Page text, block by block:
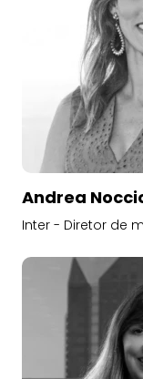
Andrea
Inter - Diretor de